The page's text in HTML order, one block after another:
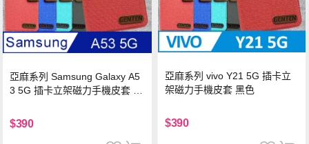
亞麻系列 Samsung Galaxy A5
3 5G 插卡立架磁力手機皮套 藍
$390
亞麻系列 vivo Y21 5G 插卡立
架磁力手機皮套 黑色
$390